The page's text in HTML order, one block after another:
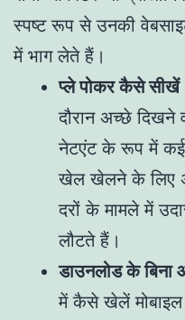
स्पष्ट रूप से उनकी
में भाग लेते हैं।
प्ले पोकर कैसे सीखें
दौरान अच्छे दिखने
नेटएंट के रूप में कई
खेल खेलने के लिए
दरों के मामले में
लौटते हैं।
डाउनलोड के
में कैसे खेलें